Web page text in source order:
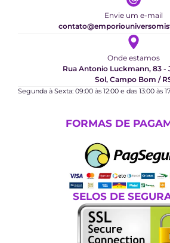
Envie um e-mail
Onde estamos
Rua Antonio Luckmann, 83 -
Sol, Campo Bom /
Segunda à Sexta: 09:00 às 12:00 e das 13:00 às
FORMAS DE
SELOS DE